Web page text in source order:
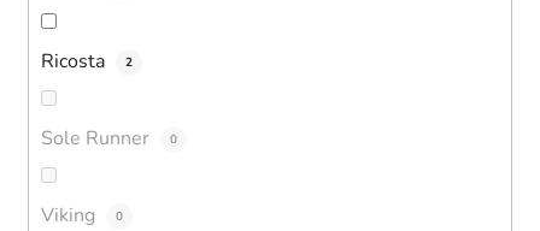
Ricosta 2
Sole Runner 0
Viking 0